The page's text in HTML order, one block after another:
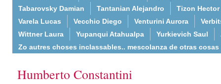
Tabarovsky Damian
Tantanian Alejandro
Tizon Hector
Varela Lucas
Vecchio Diego Venturini Aurora
Wittner Laura
Yupanqui Atahualpa Yurkievich Saul
Zo autres choses inclassables.. mescolanza de otras cosas
Humberto Constantini